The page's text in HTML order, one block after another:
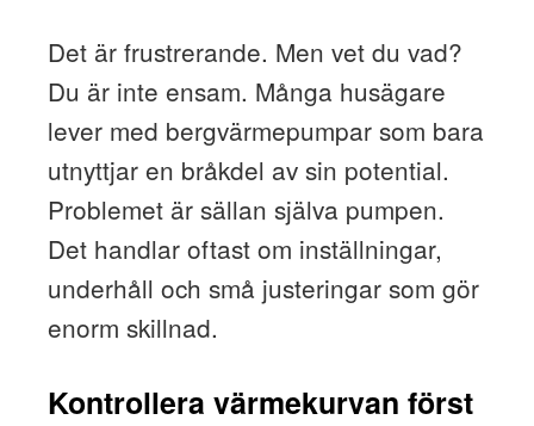
Det är frustrerande. Men vet du vad?
Du är inte ensam. Många husägare
lever med bergvärmepumpar som bara
utnyttjar en bråkdel av sin potential.
Problemet är sällan själva pumpen.
Det handlar oftast om inställningar,
underhåll och små justeringar som gör
enorm skillnad.
Kontrollera värmekurvan först